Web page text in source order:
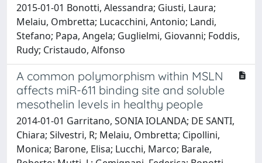
2015-01-01 Bonotti, Alessandra; Giusti, Laura;
Melaiu, Ombretta; Lucacchini, Antonio; Landi,
Stefano; Papa, Angela; Guglielmi, Giovanni; Foddis,
Rudy; Cristaudo, Alfonso
A common polymorphism within MSLN
affects miR-611 binding site and soluble
mesothelin levels in healthy people
2014-01-01 Garritano, SONIA IOLANDA; DE SANTI,
Chiara; Silvestri, R; Melaiu, Ombretta; Cipollini,
Monica; Barone, Elisa; Lucchi, Marco; Barale,